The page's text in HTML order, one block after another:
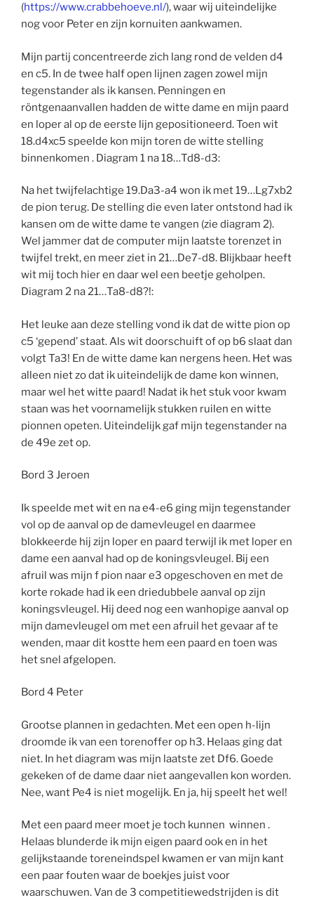
(https://www.crabbehoeve.nl/), waar wij uiteindelijke
nog voor Peter en zijn kornuiten aankwamen.
Mijn partij concentreerde zich lang rond de velden d4
en c5. In de twee half open lijnen zagen zowel mijn
tegenstander als ik kansen. Penningen en
röntgenaanvallen hadden de witte dame en mijn paard
en loper al op de eerste lijn gepositioneerd. Toen wit
18.d4xc5 speelde kon mijn toren de witte stelling
binnenkomen . Diagram 1 na 18…Td8-d3:
Na het twijfelachtige 19.Da3-a4 won ik met 19…Lg7xb2
de pion terug. De stelling die even later ontstond had ik
kansen om de witte dame te vangen (zie diagram 2).
Wel jammer dat de computer mijn laatste torenzet in
twijfel trekt, en meer ziet in 21…De7-d8. Blijkbaar heeft
wit mij toch hier en daar wel een beetje geholpen.
Diagram 2 na 21…Ta8-d8?!:
Het leuke aan deze stelling vond ik dat de witte pion op
c5 ‘gepend’ staat. Als wit doorschuift of op b6 slaat dan
volgt Ta3! En de witte dame kan nergens heen. Het was
alleen niet zo dat ik uiteindelijk de dame kon winnen,
maar wel het witte paard! Nadat ik het stuk voor kwam
staan was het voornamelijk stukken ruilen en witte
pionnen opeten. Uiteindelijk gaf mijn tegenstander na
de 49e zet op.
Bord 3 Jeroen
Ik speelde met wit en na e4-e6 ging mijn tegenstander
vol op de aanval op de damevleugel en daarmee
blokkeerde hij zijn loper en paard terwijl ik met loper en
dame een aanval had op de koningsvleugel. Bij een
afruil was mijn f pion naar e3 opgeschoven en met de
korte rokade had ik een driedubbele aanval op zijn
koningsvleugel. Hij deed nog een wanhopige aanval op
mijn damevleugel om met een afruil het gevaar af te
wenden, maar dit kostte hem een paard en toen was
het snel afgelopen.
Bord 4 Peter
Grootse plannen in gedachten. Met een open h-lijn
droomde ik van een torenoffer op h3. Helaas ging dat
niet. In het diagram was mijn laatste zet Df6. Goede
gekeken of de dame daar niet aangevallen kon worden.
Nee, want Pe4 is niet mogelijk. En ja, hij speelt het wel!
Met een paard meer moet je toch kunnen winnen .
Helaas blunderde ik mijn eigen paard ook en in het
gelijkstaande toreneindspel kwamen er van mijn kant
een paar fouten waar de boekjes juist voor
waarschuwen. Van de 3 competitiewedstrijden is dit